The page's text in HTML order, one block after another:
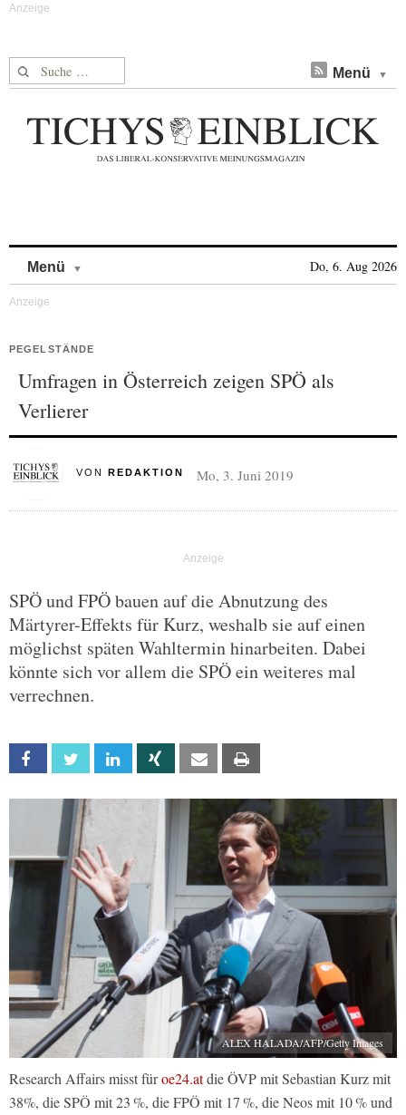
Suche nach: Menü
Menü Do, 6. Aug 2026
PEGELSTÄNDE
Umfragen in Österreich zeigen SPÖ als
Verlierer
VON REDAKTION Mo, 3. Juni 2019
SPÖ und FPÖ bauen auf die Abnutzung des
Märtyrer-Effekts für Kurz, weshalb sie auf einen
möglichst späten Wahltermin hinarbeiten. Dabei
könnte sich vor allem die SPÖ ein weiteres mal
verrechnen.
Facebook Twitter Linkedin Xing Email
ALEX HALADA/AFP/Getty Images
Research Affairs misst füroe24.atdie ÖVP mit Sebastian Kurz mit
38%, die SPÖ mit 23 %, die FPÖ mit 17 %, die Neos mit 10 % und